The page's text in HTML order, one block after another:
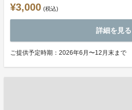
¥3,000 (税込)
詳細を見る
ご提供予定時期：2026年6月〜12月末まで